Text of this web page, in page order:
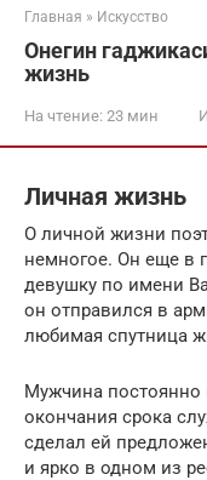
Главная » Искусство
Онегин
жизнь
На чтение: 23 мин
Личная жизнь
О личной жизни
немногое. Он еще в
девушку по имени
он отправился в
любимая спутница
Мужчина постоянно
окончания срока
сделал ей
и ярко в одном из